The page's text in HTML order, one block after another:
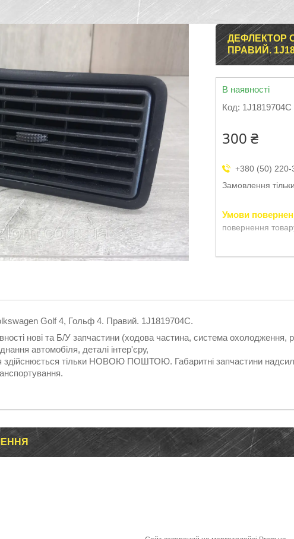
ДЕФЛЕКТОР
ПРАВИЙ.
В наявності
Код: 1J1819704C
300 ₴
+380 (50) 220-
Замовлення
повернення
Golf 4, Гольф 4. Правий. 1J1819704C.
нові та Б/У запчастини (ходова частина, система охолодження,
автомобіля, деталі інтер'єру,
здійснюється тільки НОВОЮ ПОШТОЮ. Габаритні запчастини